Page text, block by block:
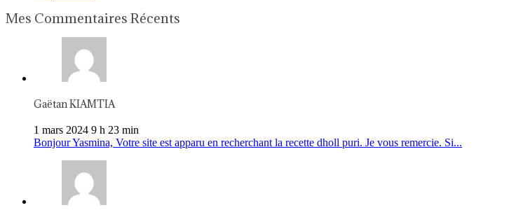
Mes Commentaires Récents
Gaëtan KIAMTIA
1 mars 2024 9 h 23 min
Bonjour Yasmina, Votre site est apparu en recherchant la recette dholl puri. Je vous remercie. Si...